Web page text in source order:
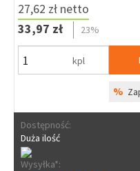
27,62 zł netto
33,97 zł
23%
kpl
%
Dostępność:
Duża ilość
Wysyłka*: